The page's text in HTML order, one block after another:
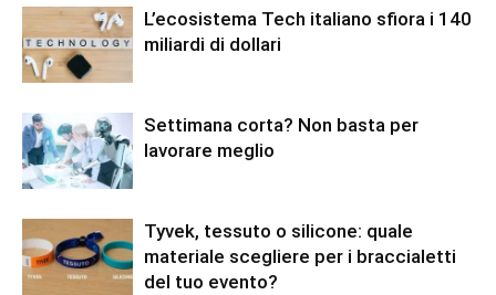
L’ecosistema Tech italiano sfiora i 140
miliardi di dollari
Settimana corta? Non basta per
lavorare meglio
Tyvek, tessuto o silicone: quale
materiale scegliere per i braccialetti
del tuo evento?